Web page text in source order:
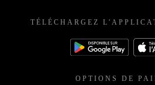
TÉLÉCHARGEZ
OPTIONS DE